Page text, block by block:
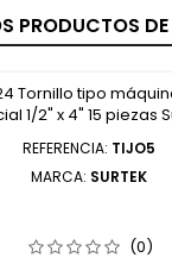
PRODUCTOS
REFERENCIA: TIJO5
MARCA: SURTEK
(0)